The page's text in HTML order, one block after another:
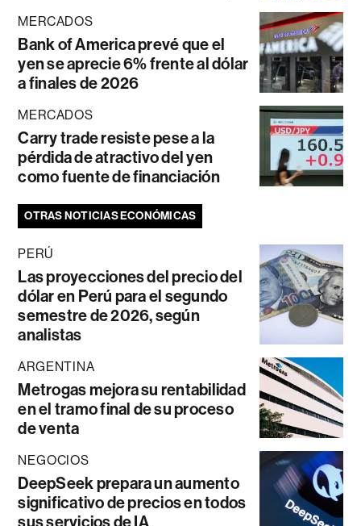
MERCADOS
Bank of America prevé que el
yen se aprecie 6% frente al dólar
a finales de 2026
MERCADOS
Carry trade resiste pese a la
pérdida de atractivo del yen
como fuente de financiación
OTRAS NOTICIAS ECONÓMICAS
PERÚ
Las proyecciones del precio del
dólar en Perú para el segundo
semestre de 2026, según
analistas
ARGENTINA
Metrogas mejora su rentabilidad
en el tramo final de su proceso
de venta
NEGOCIOS
DeepSeek prepara un aumento
significativo de precios en todos
sus servicios de IA